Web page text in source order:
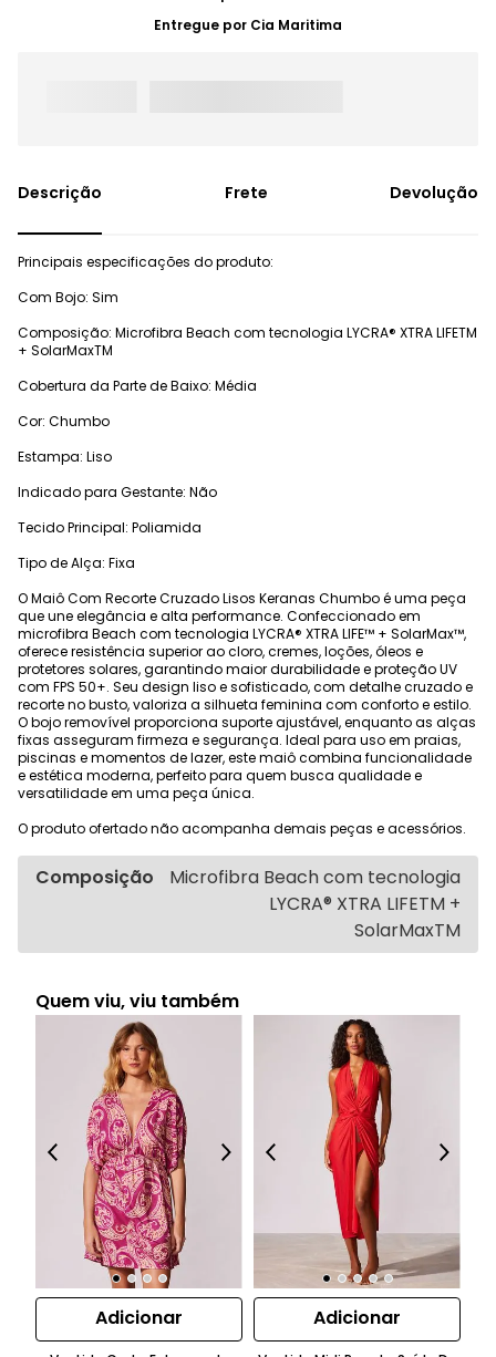
Entregue por Cia Maritima
Frete Devolução
Principais especificações do produto:
Com Bojo: Sim
Composição: Microfibra Beach com tecnologia LYCRA® XTRA LIFETM
+ SolarMaxTM
Cobertura da Parte de Baixo: Média
Cor: Chumbo
Estampa: Liso
Indicado para Gestante: Não
Tecido Principal: Poliamida
Tipo de Alça: Fixa
O Maiô Com Recorte Cruzado Lisos Keranas Chumbo é uma peça
que une elegância e alta performance. Confeccionado em
microfibra Beach com tecnologia LYCRA® XTRA LIFE™ + SolarMax™,
oferece resistência superior ao cloro, cremes, loções, óleos e
protetores solares, garantindo maior durabilidade e proteção UV
com FPS 50+. Seu design liso e sofisticado, com detalhe cruzado e
recorte no busto, valoriza a silhueta feminina com conforto e estilo.
O bojo removível proporciona suporte ajustável, enquanto as alças
fixas asseguram firmeza e segurança. Ideal para uso em praias,
piscinas e momentos de lazer, este maiô combina funcionalidade
e estética moderna, perfeito para quem busca qualidade e
versatilidade em uma peça única.
O produto ofertado não acompanha demais peças e acessórios.
Composição
Microfibra Beach com tecnologia
LYCRA® XTRA LIFETM +
SolarMaxTM
Quem viu, viu também
Adicionar Adicionar